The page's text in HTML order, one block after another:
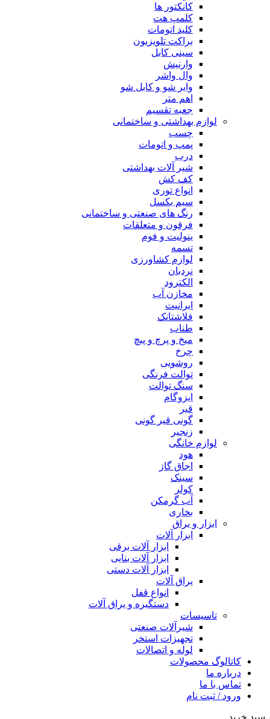
کانکتور ها
کلمپ هت
کلید اتومات
براکت تلویزیون
سینی کابل
وارنیش
وال واشر
وایر شو و کابل شو
اهم متر
جعبه تقسیم
لوازم بهداشتی و ساختمانی
چسب
پمپ و اتومات
درب
شیر آلات بهداشتی
کف کش
انواع توری
سیم بکسل
رنگ های صنعتی و ساختمانی
فرقون و متعلقات
ینولیت و فوم
تسمه
لوازم کشاورزی
نردبان
الکترود
مخازن آب
ایرانیت
فلاشتانک
طناب
میخ و پرچ و پیچ
چرخ
روشویی
توالت فرنگی
سنگ توالت
ایزوگام
قیر
گونی قیر گونی
زنجیر
لوازم خانگی
هود
اجاق گاز
سینک
کولر
آب گرمکن
بخاری
ابزار و یراق
ابزار آلات
ابزار آلات برقی
ابزار آلات بنایی
ابزار آلات دستی
یراق آلات
انواع قفل
دستگیره و یراق آلات
تاسیسات
شیرآلات صنعتی
تجهیزات استخر
لوله و اتصالات
کاتالوگ محصولات
درباره ما
تماس با ما
ورود / ثبت نام